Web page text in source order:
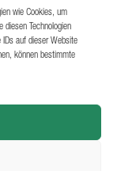
wie Cookies, um
diesen Technologien
IDs auf dieser Website
können bestimmte